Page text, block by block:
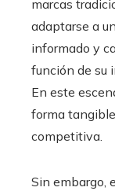
marcas
adaptarse a
informado y
función de su
En este
forma
competitiva.
Sin embargo,